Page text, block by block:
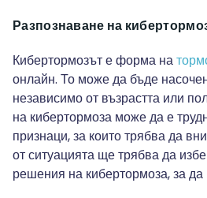
Разпознаване на
Кибертормозът е форма на
онлайн. То може да бъде
независимо от възрастта или
на кибертормоза може да е
признаци, за които трябва да
от ситуацията ще трябва да
решения на кибертормоза, за